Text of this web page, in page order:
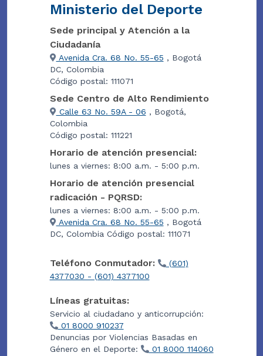
Ministerio del Deporte
Sede principal y Atención a la
Ciudadanía
Avenida Cra. 68 No. 55-65 , Bogotá
DC, Colombia
Código postal: 111071
Sede Centro de Alto Rendimiento
Calle 63 No. 59A - 06 , Bogotá,
Colombia
Código postal: 111221
Horario de atención presencial:
lunes a viernes: 8:00 a.m. - 5:00 p.m.
Horario de atención presencial
radicación - PQRSD:
lunes a viernes: 8:00 a.m. - 5:00 p.m.
Avenida Cra. 68 No. 55-65 , Bogotá
DC, Colombia Código postal: 111071
Teléfono Conmutador:
(601)
4377030 - (601) 4377100
Líneas gratuitas:
Servicio al ciudadano y anticorrupción:
01 8000 910237
Denuncias por Violencias Basadas en
Género en el Deporte:
01 8000 114060